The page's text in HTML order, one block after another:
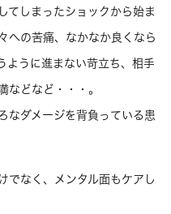
てしまったショックから始ま
への苦痛、なかなか良くなら
ように進まない苛立ち、相手
などなど・・・。
なダメージを背負っている患
でなく、メンタル面もケアし